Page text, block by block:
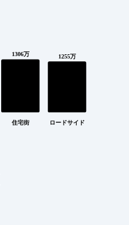
1306万
住宅街
1255万
ロードサイド